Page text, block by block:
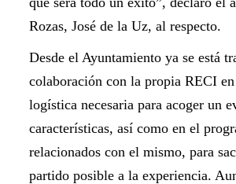
Rozas, José de la Uz, al respecto.
Desde el Ayuntamiento ya se está
colaboración con la propia RECI
logística necesaria para acoger un
características, así como en el
relacionados con el mismo, para
partido posible a la experiencia.